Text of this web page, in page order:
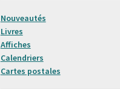
Nouveautés
Livres
Affiches
Calendriers
Cartes postales